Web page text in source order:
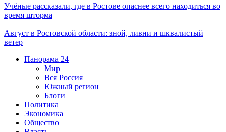
Учёные рассказали, где в Ростове опаснее всего находиться во
время шторма
Август в Ростовской области: зной, ливни и шквалистый
ветер
Панорама 24
Мир
Вся Россия
Южный регион
Блоги
Политика
Экономика
Общество